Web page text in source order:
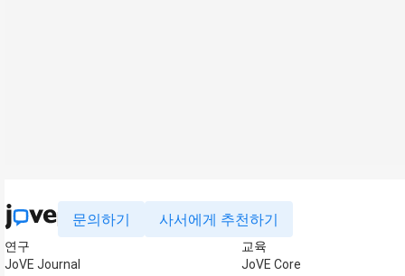
문의하기 사서에게 추천하기
연구
JoVE Journal
교육
JoVE Core